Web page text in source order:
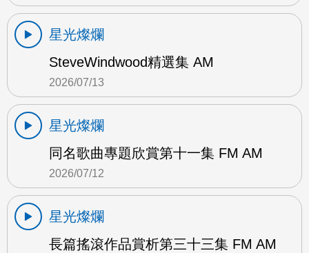
星光燦爛
SteveWindwood精選集 AM
2026/07/13
星光燦爛
同名歌曲專題欣賞第十一集 FM AM
2026/07/12
星光燦爛
長篇搖滾作品賞析第三十三集 FM AM